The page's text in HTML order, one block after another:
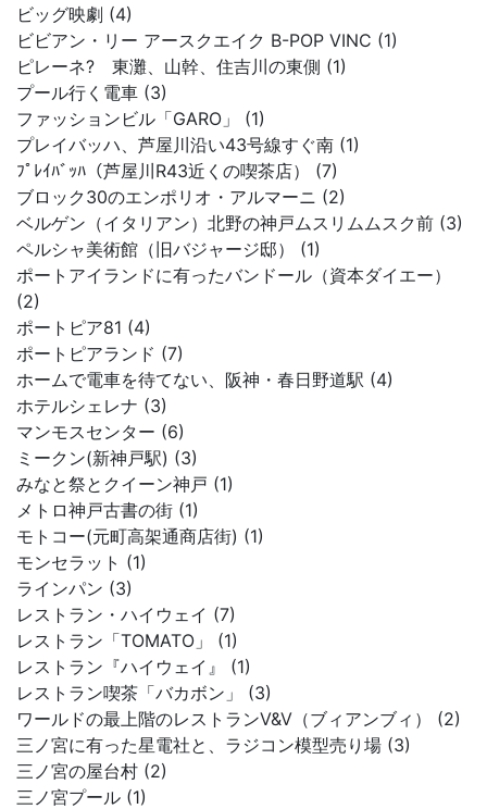
ビッグ映劇 (4)
ビビアン・リー アースクエイク B-POP VINC (1)
ピレーネ? 東灘、山幹、住吉川の東側 (1)
プール行く電車 (3)
ファッションビル「GARO」 (1)
プレイバッハ、芦屋川沿い43号線すぐ南 (1)
ﾌﾟﾚｲﾊﾞｯﾊ（芦屋川R43近くの喫茶店） (7)
ブロック30のエンポリオ・アルマーニ (2)
ベルゲン（イタリアン）北野の神戸ムスリムムスク前 (3)
ペルシャ美術館（旧バジャージ邸） (1)
ポートアイランドに有ったバンドール（資本ダイエー）
(2)
ポートピア81 (4)
ポートピアランド (7)
ホームで電車を待てない、阪神・春日野道駅 (4)
ホテルシェレナ (3)
マンモスセンター (6)
ミークン(新神戸駅) (3)
みなと祭とクイーン神戸 (1)
メトロ神戸古書の街 (1)
モトコー(元町高架通商店街) (1)
モンセラット (1)
ラインパン (3)
レストラン・ハイウェイ (7)
レストラン「TOMATO」 (1)
レストラン『ハイウェイ』 (1)
レストラン喫茶「バカボン」 (3)
ワールドの最上階のレストランV&V（ブィアンブィ） (2)
三ノ宮に有った星電社と、ラジコン模型売り場 (3)
三ノ宮の屋台村 (2)
三ノ宮プール (1)